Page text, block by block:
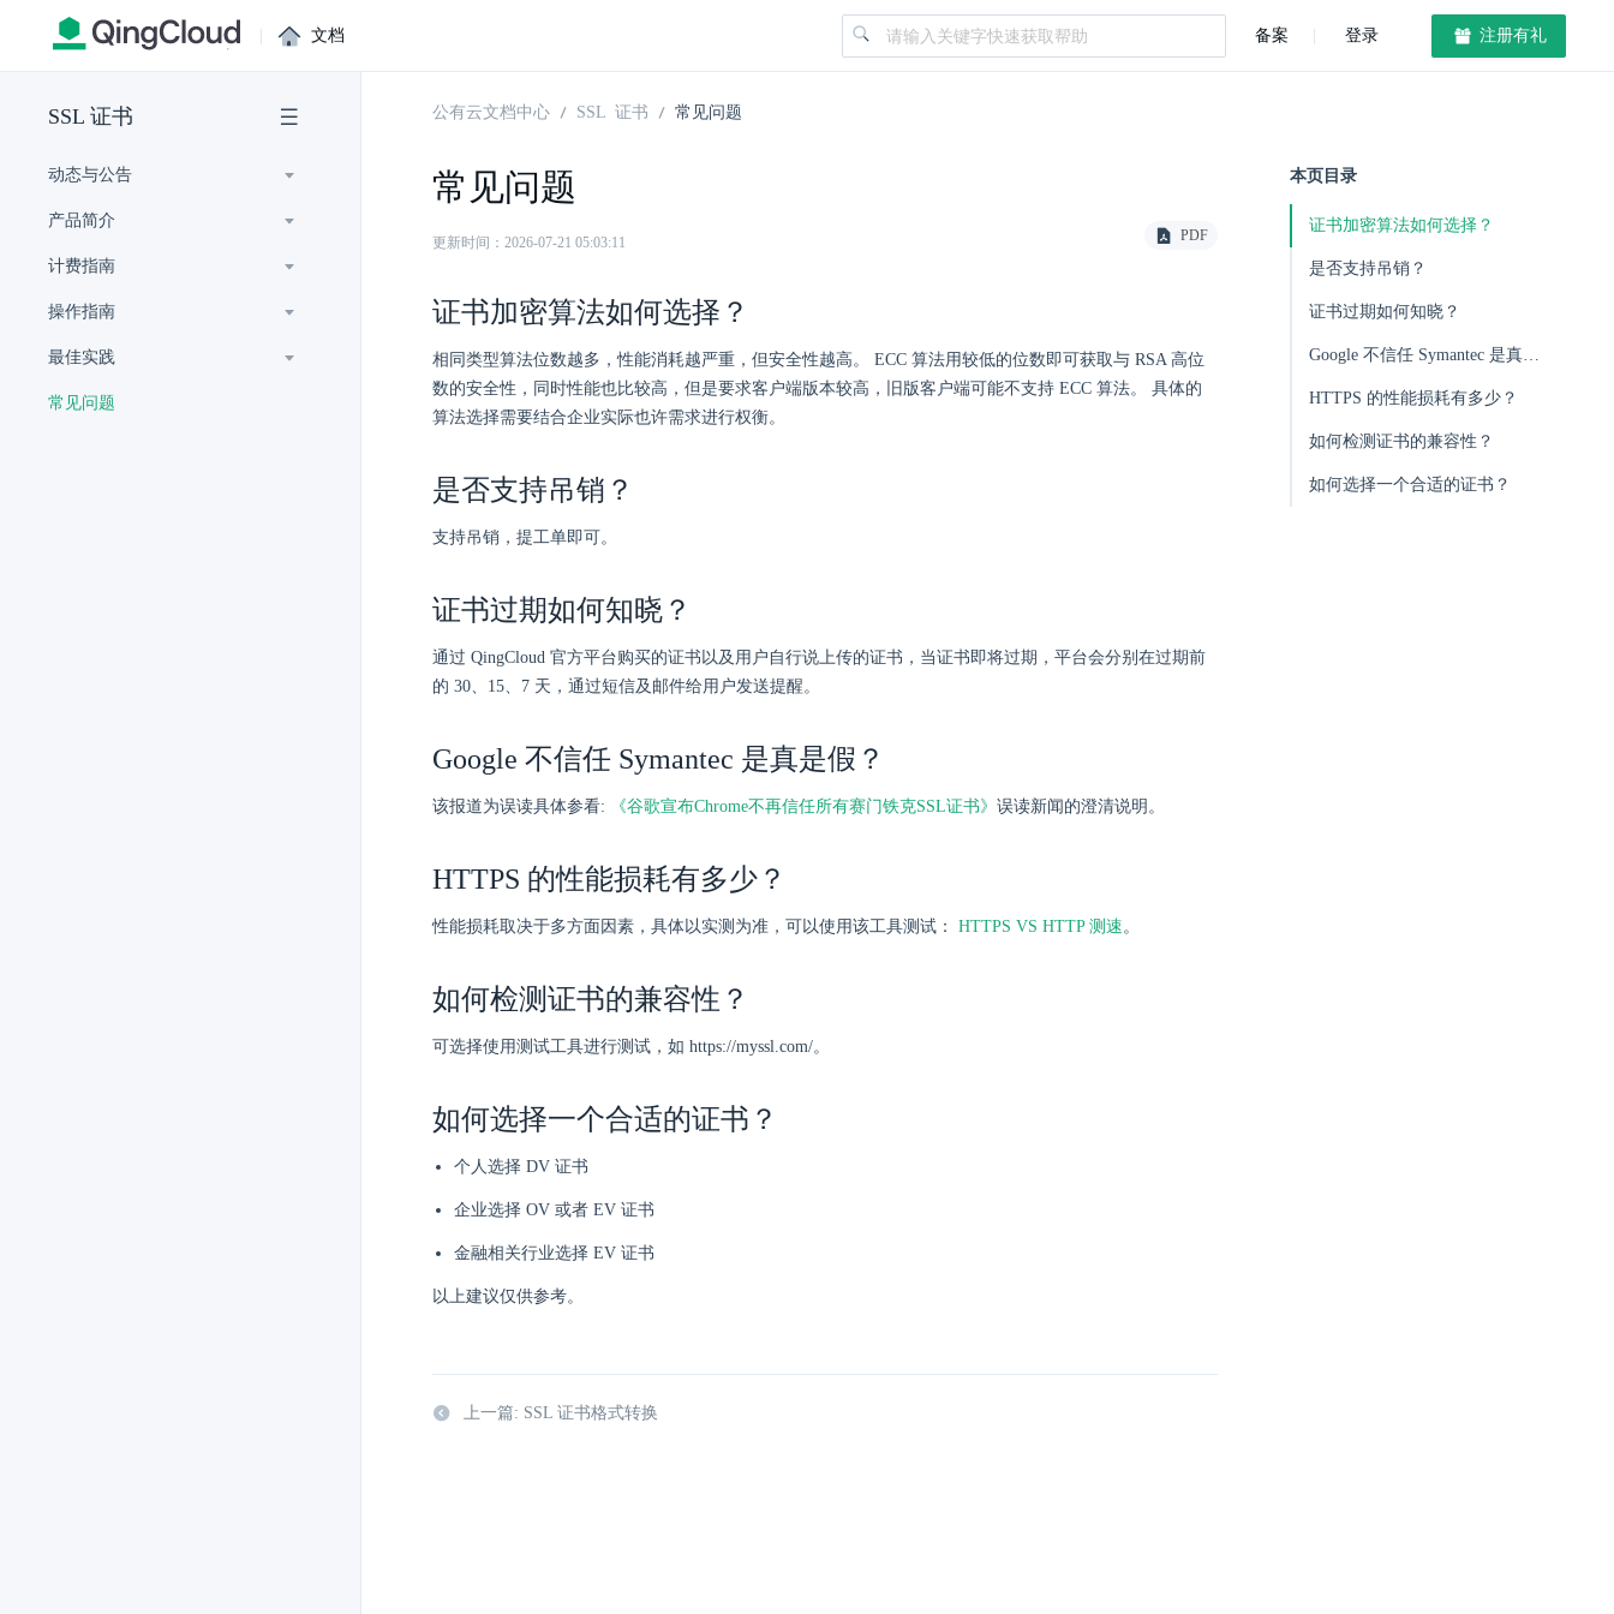
| 文档 备案 登录 注册有礼
SSL 证书
动态与公告
产品简介
计费指南
操作指南
最佳实践
常见问题
公有云文档中心 SSL 证书 常见问题
常见问题
更新时间：2026-07-21 05:03:11 PDF
证书加密算法如何选择？
相同类型算法位数越多，性能消耗越严重，但安全性越高。 ECC 算法用较低的位数即可获取与 RSA 高位
数的安全性，同时性能也比较高，但是要求客户端版本较高，旧版客户端可能不支持 ECC 算法。 具体的
算法选择需要结合企业实际也许需求进行权衡。
是否支持吊销？
支持吊销，提工单即可。
证书过期如何知晓？
通过 QingCloud 官方平台购买的证书以及用户自行说上传的证书，当证书即将过期，平台会分别在过期前
的 30、15、7 天，通过短信及邮件给用户发送提醒。
Google 不信任 Symantec 是真是假？
该报道为误读具体参看: 《谷歌宣布Chrome不再信任所有赛门铁克SSL证书》 误读新闻的澄清说明。
HTTPS 的性能损耗有多少？
性能损耗取决于多方面因素，具体以实测为准，可以使用该工具测试： HTTPS VS HTTP 测速。
如何检测证书的兼容性？
可选择使用测试工具进行测试，如 https://myssl.com/。
如何选择一个合适的证书？
个人选择 DV 证书
企业选择 OV 或者 EV 证书
金融相关行业选择 EV 证书
以上建议仅供参考。
上一篇: SSL 证书格式转换
本页目录
证书加密算法如何选择？
是否支持吊销？
证书过期如何知晓？
Google 不信任 Symantec 是真是假？
HTTPS 的性能损耗有多少？
如何检测证书的兼容性？
如何选择一个合适的证书？